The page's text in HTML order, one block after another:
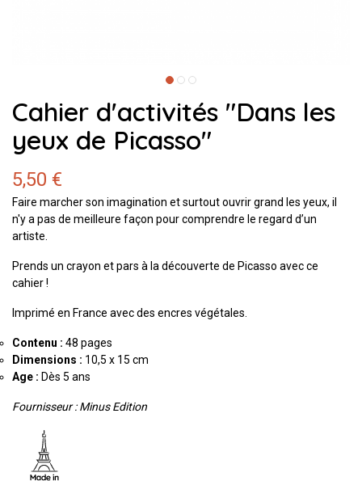
Cahier d'activités "Dans les
yeux de Picasso"
5,50 €
Faire marcher son imagination et surtout ouvrir grand les yeux, il
n'y a pas de meilleure façon pour comprendre le regard d’un
artiste.
Prends un crayon et pars à la découverte de Picasso avec ce
cahier !
Imprimé en France avec des encres végétales.
Contenu : 48 pages
Dimensions : 10,5 x 15 cm
Age : Dès 5 ans
Fournisseur : Minus Edition